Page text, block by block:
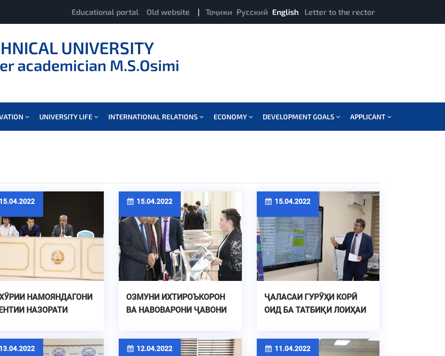
Educational portal Old website | Тоҷики Русский English Letter to the rector
UNIVERSITY
academician M.S.Osimi
UNIVERSITY LIFE INTERNATIONAL RELATIONS ECONOMY DEVELOPMENT GOALS APPLICANT
НАМОЯНДАГОНИ
НАЗОРАТИ
КОЛЛЕКТИВИ
15.04.2022
ОЗМУНИ ИХТИРОЪКОРОН
ВА НАВОВАРОНИ ҶАВОНИ
15.04.2022
ҶАЛАСАИ ГУРӮҲИ КОРӢ
ОИД БА ТАТБИҚИ ЛОИҲАИ
12.04.2022 11.04.2022